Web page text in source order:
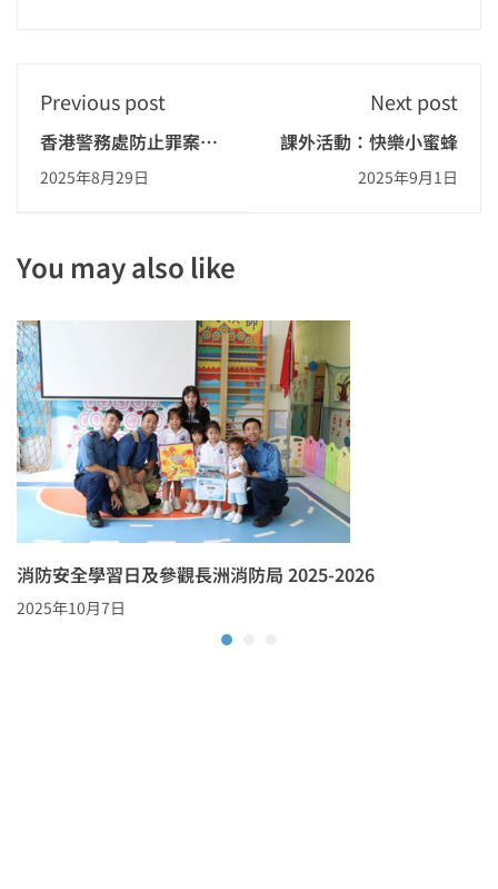
Previous post
香港警務處防止罪案科
「防止罪案教育講座」
2025年8月29日
Next post
課外活動：快樂小蜜蜂
2025年9月1日
You may also like
消防安全學習日及參觀長洲消防局 2025-2026
2025年10月7日